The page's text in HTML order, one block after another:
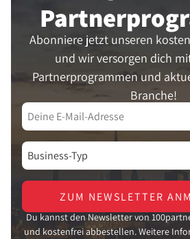
Abonniere jetzt unseren
und wir versorgen dich
Partnerprogrammen und
Branche!
ZUM NEWSLETTER
Du kannst den Newsletter von
und kostenfrei abbestellen. Weitere